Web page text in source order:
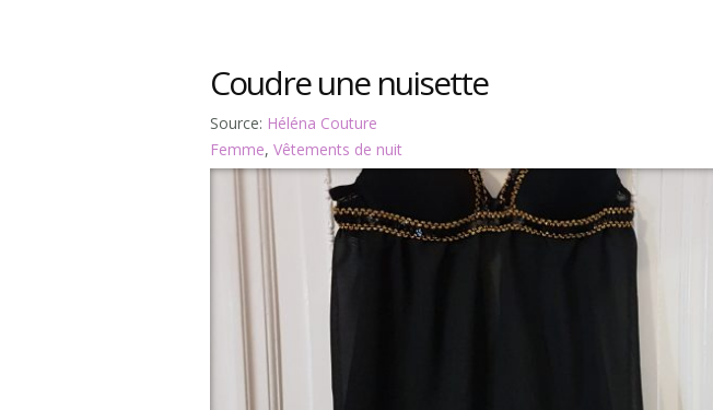
Coudre une nuisette
Source: Héléna Couture
Femme, Vêtements de nuit